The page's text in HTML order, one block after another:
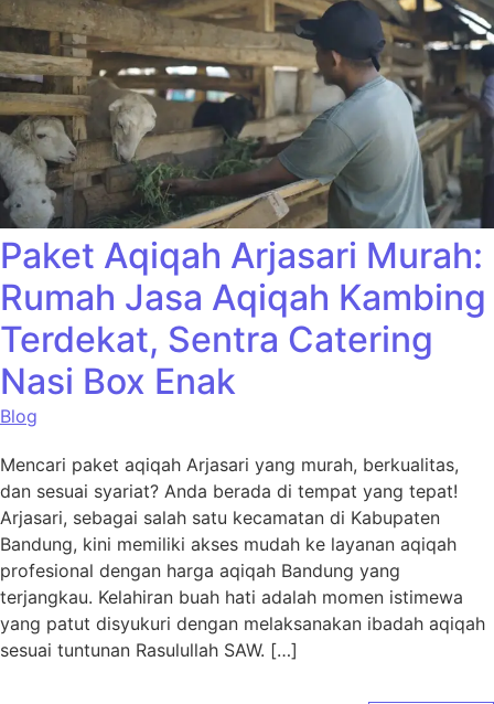
Paket Aqiqah Arjasari Murah:
Rumah Jasa Aqiqah Kambing
Terdekat, Sentra Catering
Nasi Box Enak
Blog
Mencari paket aqiqah Arjasari yang murah, berkualitas,
dan sesuai syariat? Anda berada di tempat yang tepat!
Arjasari, sebagai salah satu kecamatan di Kabupaten
Bandung, kini memiliki akses mudah ke layanan aqiqah
profesional dengan harga aqiqah Bandung yang
terjangkau. Kelahiran buah hati adalah momen istimewa
yang patut disyukuri dengan melaksanakan ibadah aqiqah
sesuai tuntunan Rasulullah SAW. […]